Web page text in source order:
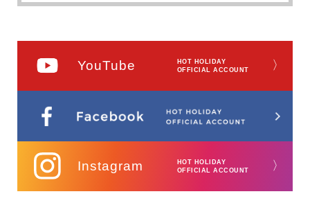
YouTube
HOT HOLIDAY
OFFICIAL ACCOUNT
〉
Instagram
HOT HOLIDAY
OFFICIAL ACCOUNT
〉